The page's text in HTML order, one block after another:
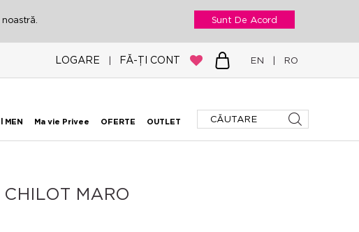
Sunt De Acord
LOGARE | FĂ-ȚI CONT EN | RO
MEN Ma vie Privee OFERTE OUTLET
MARO